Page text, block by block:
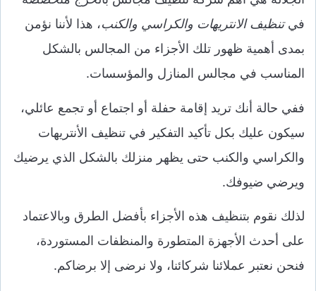
فيتنظيف الانتريهات والكراسي والكنب، هذا لأننا نؤمن
بمدى أهمية ظهور تلك الأجزاء من المجالس بالشكل
المناسب في مجالس المنازل والمؤسسات.
ففي حالة أنك تريد إقامة حفلة أو اجتماع أو تجمع عائلي،
سيكون عليك بكل تأكيد التفكير في تنظيف الأنتريهات
والكراسي والكنب حتى يظهر منزلك بالشكل الذي يرضيك
ويرضي ضيوفك.
لذلك نقوم بتنظيف هذه الأجزاء بأفضل الطرق وبالاعتماد
على أحدث الأجهزة المتطورة والمنظفات المستوردة،
فنحن نعتبر عملائنا شركائنا، ولا نرضى إلا برضاكم.